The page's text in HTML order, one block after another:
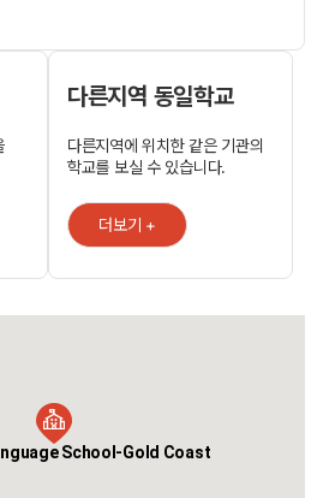
명의 학생 지원 직원이 리셉션에 상주하며
하고 있습니다. 취업 지원 서비스
보를 얻으실 수 있습니다. 이력서 작성 및
다. 브라운스 강사 채용 절차
래와 같이 4단계로 이루어집니다. 1단계:
체 영어 교수 방법론 시험 / 3단계: 인터뷰
고
수업을 제공할 수 있는 강사를 채용하기
있습니다. 신규 강사 채용 후 첫달은
고 어떻게 수업을 해야 하는지에 대해
신규 선생님의 교수법을 확인 하고
모든 강사에게 최신의 정보와 교육을
해 배우는지 정확하게 인지하고 수업에
다른지역 동일학교
다른지역에 위치한 같은 기관의
학교를 보실 수 있습니다.
더보기 +
School-Gold Coast